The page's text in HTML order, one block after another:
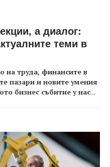
а диалог:
теми в
на труда, финансите в
пазари и новите умения
бизнес събитие у нас...